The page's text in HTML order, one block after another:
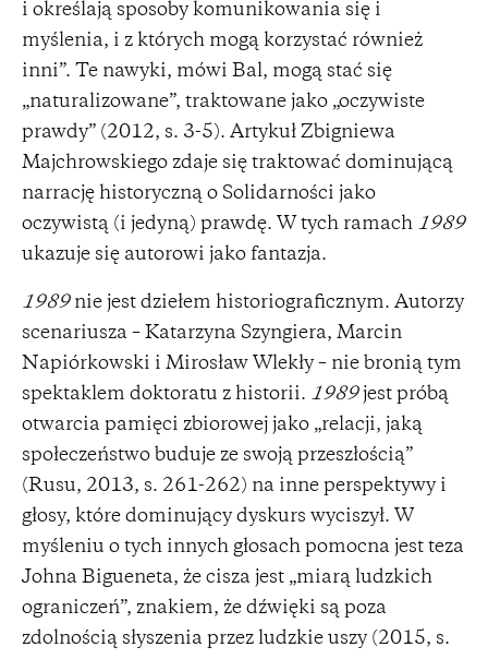
i określają sposoby komunikowania się i
myślenia, i z których mogą korzystać również
inni”. Te nawyki, mówi Bal, mogą stać się
„naturalizowane”, traktowane jako „oczywiste
prawdy” (2012, s. 3-5). Artykuł Zbigniewa
Majchrowskiego zdaje się traktować dominującą
narrację historyczną o Solidarności jako
oczywistą (i jedyną) prawdę. W tych ramach 1989
ukazuje się autorowi jako fantazja.
1989nie jest dziełem historiograficznym. Autorzy
scenariusza – Katarzyna Szyngiera, Marcin
Napiórkowski i Mirosław Wlekły – nie bronią tym
spektaklem doktoratu z historii. 1989jest próbą
otwarcia pamięci zbiorowej jako „relacji, jaką
społeczeństwo buduje ze swoją przeszłością”
(Rusu, 2013, s. 261-262) na inne perspektywy i
głosy, które dominujący dyskurs wyciszył. W
myśleniu o tych innych głosach pomocna jest teza
Johna Bigueneta, że cisza jest „miarą ludzkich
ograniczeń”, znakiem, że dźwięki są poza
zdolnością słyszenia przez ludzkie uszy (2015, s.